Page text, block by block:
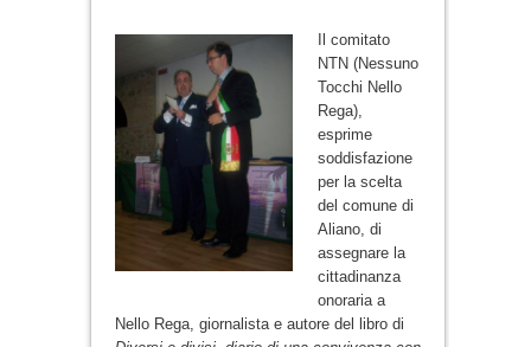
Il comitato
NTN (Nessuno
Tocchi Nello
Rega),
esprime
soddisfazione
per la scelta
del comune di
Aliano, di
assegnare la
cittadinanza
onoraria a
Nello Rega, giornalista e autore del libro di